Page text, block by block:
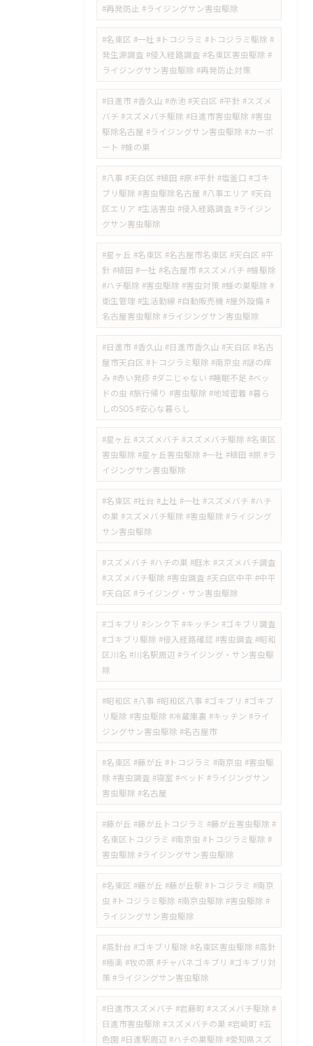
#再発防止 #ライジングサン害虫駆除
#名東区 #一社 #トコジラミ #トコジラミ駆除 #
発生源調査 #侵入経路調査 #名東区害虫駆除 #
ライジングサン害虫駆除 #再発防止対策
#日進市 #香久山 #赤池 #天白区 #平針 #スズメ
バチ #スズメバチ駆除 #日進市害虫駆除 #害虫
駆除名古屋 #ライジングサン害虫駆除 #カーポ
ート #蜂の巣
#八事 #天白区 #植田 #原 #平針 #塩釜口 #ゴキ
ブリ駆除 #害虫駆除名古屋 #八事エリア #天白
区エリア #生活害虫 #侵入経路調査 #ライジン
グサン害虫駆除
#星ヶ丘 #名東区 #名古屋市名東区 #天白区 #平
針 #植田 #一社 #名古屋市 #スズメバチ #蜂駆除
#ハチ駆除 #害虫駆除 #害虫対策 #蜂の巣駆除 #
衛生管理 #生活動線 #自動販売機 #屋外設備 #
名古屋害虫駆除 #ライジングサン害虫駆除
​#日進市 #香久山 #日進市香久山 #天白区 #名古
屋市天白区 #トコジラミ駆除 #南京虫 #謎の痒
み #赤い発疹 #ダニじゃない #睡眠不足 #ベッ
ドの虫 #旅行帰り #害虫駆除 #地域密着 #暮ら
しのSOS #安心な暮らし
#星ヶ丘 #スズメバチ #スズメバチ駆除 #名東区
害虫駆除 #星ヶ丘害虫駆除 #一社 #植田 #原 #ラ
イジングサン害虫駆除
#名東区 #社台 #上社 #一社 #スズメバチ #ハチ
の巣 #スズメバチ駆除 #害虫駆除 #ライジング
サン害虫駆除
#スズメバチ #ハチの巣 #庭木 #スズメバチ調査
#スズメバチ駆除 #害虫調査 #天白区中平 #中平
#天白区 #ライジング・サン害虫駆除
#ゴキブリ #シンク下 #キッチン #ゴキブリ調査
#ゴキブリ駆除 #侵入経路確認 #害虫調査 #昭和
区川名 #川名駅周辺 #ライジング・サン害虫駆
除
#昭和区 #八事 #昭和区八事 #ゴキブリ #ゴキブ
リ駆除 #害虫駆除 #冷蔵庫裏 #キッチン #ライ
ジングサン害虫駆除 #名古屋市
#名東区 #藤が丘 #トコジラミ #南京虫 #害虫駆
除 #害虫調査 #寝室 #ベッド #ライジングサン
害虫駆除 #名古屋
#藤が丘 #藤が丘トコジラミ #藤が丘害虫駆除 #
名東区トコジラミ #南京虫 #トコジラミ駆除 #
害虫駆除 #ライジングサン害虫駆除
#名東区 #藤が丘 #藤が丘駅 #トコジラミ #南京
虫 #トコジラミ駆除 #南京虫駆除 #害虫駆除 #
ライジングサン害虫駆除
#高針台 #ゴキブリ駆除 #名東区害虫駆除 #高針
#極楽 #牧の原 #チャバネゴキブリ #ゴキブリ対
策 #ライジングサン害虫駆除
#日進市スズメバチ #岩藤町 #スズメバチ駆除 #
日進市害虫駆除 #スズメバチの巣 #岩崎町 #五
色園 #日進駅周辺 #ハチの巣駆除 #愛知県スズ